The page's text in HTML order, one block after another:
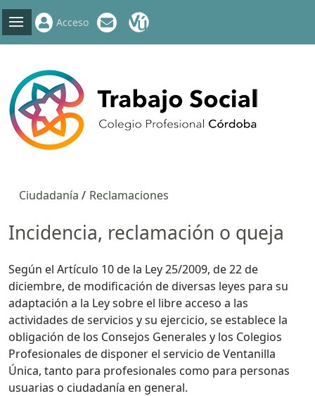
Acceso
Ciudadanía Reclamaciones
Incidencia, reclamación o queja
Según el Artículo 10 de la Ley 25/2009, de 22 de
diciembre, de modificación de diversas leyes para su
adaptación a la Ley sobre el libre acceso a las
actividades de servicios y su ejercicio, se establece la
obligación de los Consejos Generales y los Colegios
Profesionales de disponer el servicio de Ventanilla
Única, tanto para profesionales como para personas
usuarias o ciudadanía en general.